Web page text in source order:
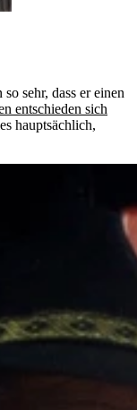
sehr, dass er einen
entschieden sich
hauptsächlich,